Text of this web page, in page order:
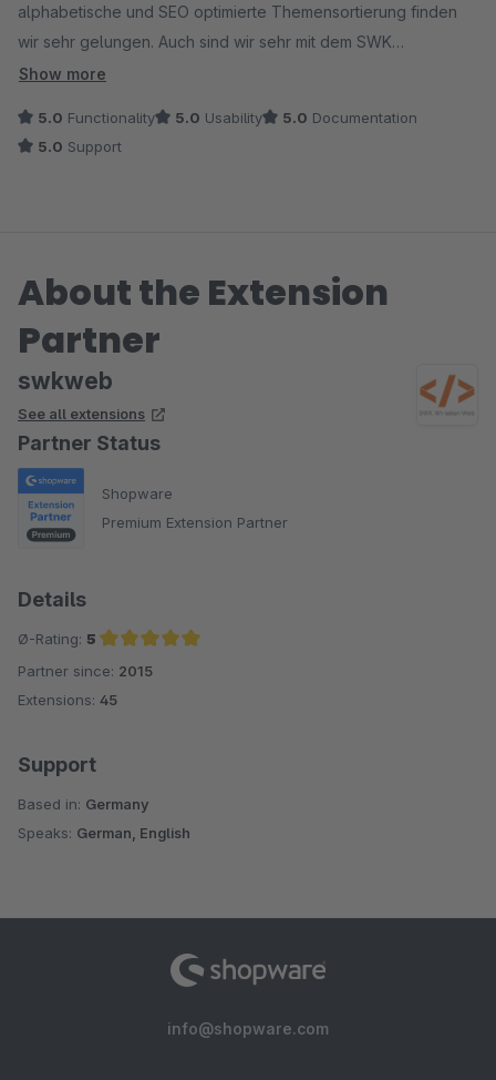
alphabetische und SEO optimierte Themensortierung finden
wir sehr gelungen. Auch sind wir sehr mit dem SWK
Kundensupport zufrieden. Nachdem es zu anfänglichen
wir durch das SWK Team kompetent beraten und in der
Lösungssuche unterstützt.
Show more
5.0 Functionality 5.0 Usability 5.0 Documentation
5.0 Support
About the Extension
Partner
swkweb
See all extensions
Partner Status
Shopware
Premium Extension Partner
Details
Ø-Rating: 5
Average rating of 5 out of 5 stars
Partner since: 2015
Extensions: 45
Support
Based in: Germany
Speaks: German, English
info@shopware.com